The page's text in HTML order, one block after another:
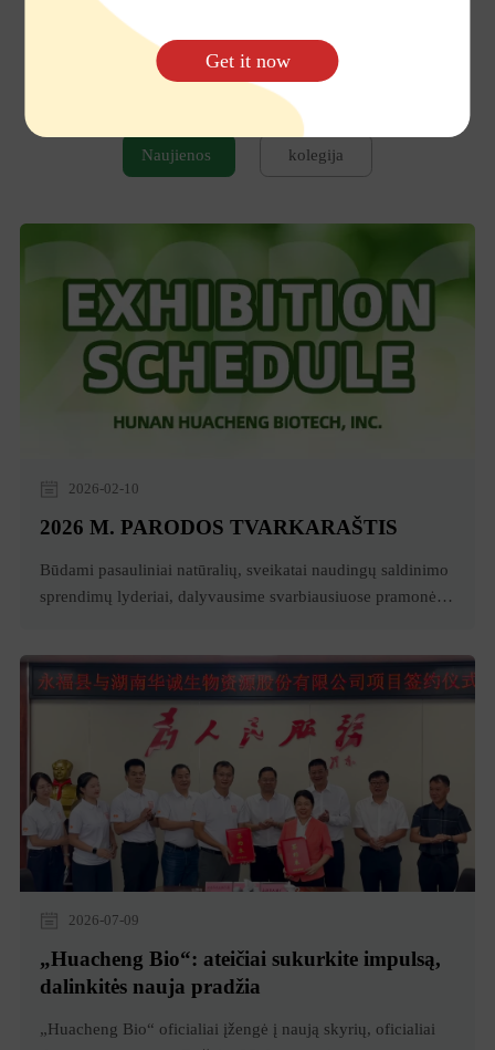
PASKUTINĖS NAUJIENOS
Naujienos kolegija
2026-02-10
2026 M. PARODOS TVARKARAŠTIS
Būdami pasauliniai natūralių, sveikatai naudingų saldinimo
sprendimų lyderiai, dalyvausime svarbiausiuose pramonės
vienuolio vaisius aKaip pasaulinis natūralių, sveikatai
naudingų saldinimo sprendimų lyderis, dalyvausime
svarbiausiuose pramonės renginiuose visame pasaulyje,
kad galėtume susisiekti, bendradarbiauti ir įkvėpti naujovių.
Sužinokite, kaip mūsų vienuolio vaisius a
2026-07-09
„Huacheng Bio“: ateičiai sukurkite impulsą,
dalinkitės nauja pradžia
„Huacheng Bio“ oficialiai įžengė į naują skyrių, oficialiai
Get it now